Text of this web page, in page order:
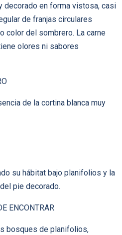
decorado en forma vistosa, casi
de franjas circulares
color del sombrero. La carne
olores ni sabores
de la cortina blanca muy
su hábitat bajo planifolios y la
pie decorado.
ENCONTRAR
bosques de planifolios,